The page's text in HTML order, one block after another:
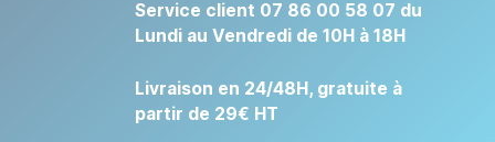
Service client 07 86 00 58 07 du
Lundi au Vendredi de 10H à 18H
Livraison en 24/48H, gratuite à
partir de 29€ HT